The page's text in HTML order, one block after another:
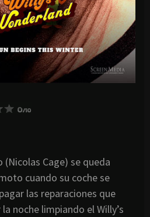
Cage) se queda
cuando su coche se
las reparaciones que
noche limpiando el Willy’s